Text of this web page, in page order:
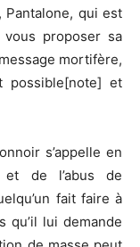
Pantalone, qui est
proposer sa
mortifère,
possible[note] et
s’appelle en
et de l’abus de
fait faire à
qu’il lui demande